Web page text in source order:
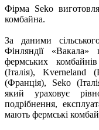
Фірма Seko
комбайна.
За даними
Фінляндії «Вакала»
фермських
(Італія), Kverneland
(Франція), Seko
який ураховує
подрібнення,
мають фермські